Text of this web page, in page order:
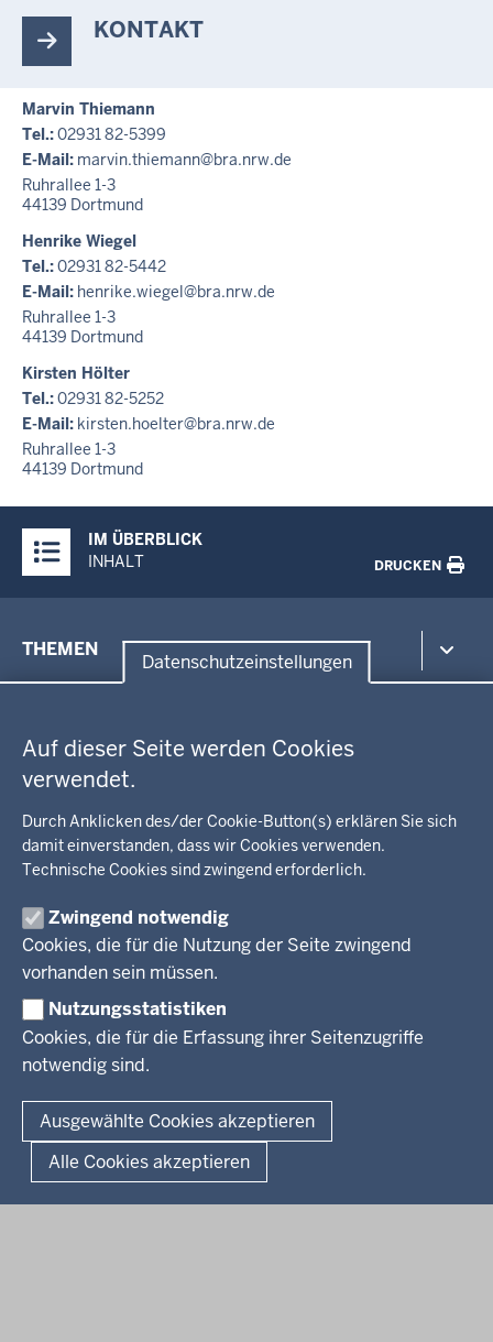
Datenschutzeinstellungen
Auf dieser Seite werden Cookies
verwendet.
Durch Anklicken des/der Cookie-Button(s) erklären Sie sich
damit einverstanden, dass wir Cookies verwenden.
Technische Cookies sind zwingend erforderlich.
Zwingend notwendig
Cookies, die für die Nutzung der Seite zwingend
vorhanden sein müssen.
Nutzungsstatistiken
Cookies, die für die Erfassung ihrer Seitenzugriffe
notwendig sind.
Ausgewählte Cookies akzeptieren
Alle Cookies akzeptieren
KONTAKT
Marvin Thiemann
Tel.:02931 82-5399
E-Mail: marvin.thiemann@bra.nrw.de
Ruhrallee 1-3
44139 Dortmund
Henrike Wiegel
Tel.:02931 82-5442
E-Mail: henrike.wiegel@bra.nrw.de
Ruhrallee 1-3
44139 Dortmund
Kirsten Hölter
Tel.:02931 82-5252
E-Mail: kirsten.hoelter@bra.nrw.de
Ruhrallee 1-3
44139 Dortmund
Inhalte
IM ÜBERBLICK
INHALT
DRUCKEN
der
THEMEN
Kommunalaufsicht, Planung, Verkehr
Energie, Bergbau
Recht, Ordnung
Integration, Migration
Behördenleitung
Regierungsbezirk
KARRIERE
Stellenausschreibungen
Aktuelle Ausbildungsstellen und Praktika
Pressestelle
Social Media
BEKANNTMACHUNGEN
Amtsblatt
© 2026 Bezirksregierung Arnsberg
Fußzeile
Impressum Datenschutz Barrierefreiheit
Kurzlink zu dieser Seite